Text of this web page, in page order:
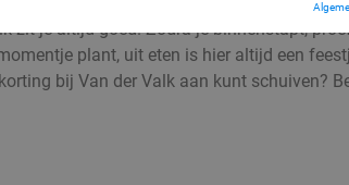
zit je altijd goed. Zodra je binnenstapt,
plant, uit eten is hier altijd een
bij Van der Valk aan kunt schuiven?